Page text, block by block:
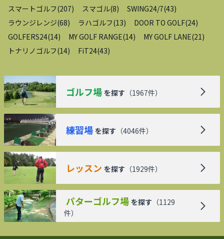
スマートゴルフ(207) スマゴル(8) SWING24/7(43)
ラウンジレンジ(68) ラハゴルフ(13) DOOR TO GOLF(24)
GOLFERS24(14) MY GOLF RANGE(14) MY GOLF LANE(21 )
トナリノゴルフ(14) FiT24(43)
ゴルフ場 を探す （1967件）
練習場 を探す （4046件）
レッスン を探す （1929件）
パターゴルフ場 を探す （1129
件）